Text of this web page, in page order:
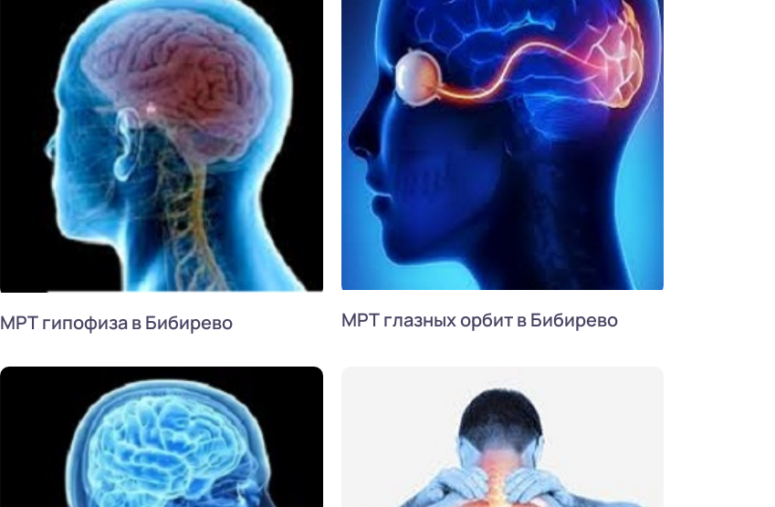
МРТ гипофиза в Бибирево МРТ глазных орбит в Бибирево